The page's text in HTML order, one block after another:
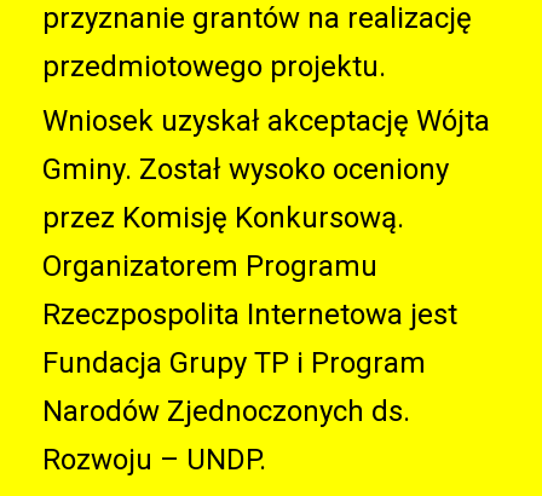
przyznanie grantów na realizację
przedmiotowego projektu.
Wniosek uzyskał akceptację Wójta
Gminy. Został wysoko oceniony
przez Komisję Konkursową.
Organizatorem Programu
Rzeczpospolita Internetowa jest
Fundacja Grupy TP i Program
Narodów Zjednoczonych ds.
Rozwoju – UNDP.